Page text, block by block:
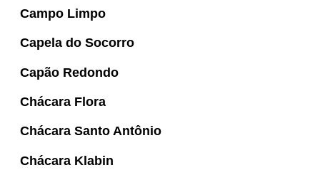
Campo Limpo
Capela do Socorro
Capão Redondo
Chácara Flora
Chácara Santo Antônio
Chácara Klabin